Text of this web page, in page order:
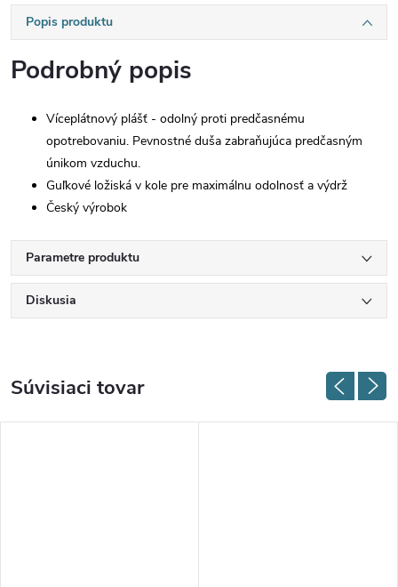
Popis produktu
Podrobný popis
Víceplátnový plášť - odolný proti predčasnému
opotrebovaniu. Pevnostné duša zabraňujúca predčasným
únikom vzduchu.
Guľkové ložiská v kole pre maximálnu odolnosť a výdrž
Český výrobok
Parametre produktu
Diskusia
Súvisiaci tovar